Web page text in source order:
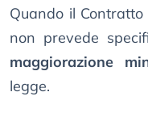
Quando il
non prevede
maggiorazione
legge.